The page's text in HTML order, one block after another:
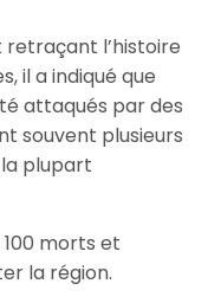
retraçant l’histoire
il a indiqué que
attaqués par des
souvent plusieurs
plupart
morts et
la région.